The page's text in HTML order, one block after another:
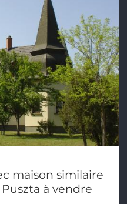
*
maison similaire
à vendre